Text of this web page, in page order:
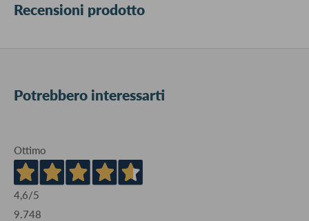
Recensioni prodotto
Potrebbero interessarti
Ottimo
4,6/5
9.748